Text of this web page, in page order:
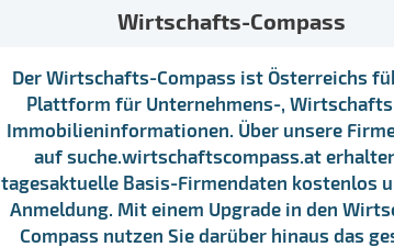
Wirtschafts-Compass
Der Wirtschafts-Compass ist Österreichs
Plattform für Unternehmens-,
Immobilieninformationen. Über unsere
auf suche.wirtschaftscompass.at
tagesaktuelle Basis-Firmendaten kostenlos
Anmeldung. Mit einem Upgrade in den
Compass nutzen Sie darüber hinaus das